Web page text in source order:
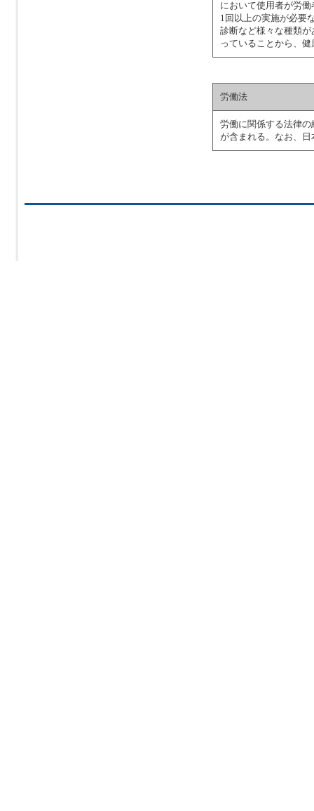
において使用者が労
1回以上の実施が必要
診断など様々な種類
っていることから、
労働法
労働に関係する法律
が含まれる。なお、